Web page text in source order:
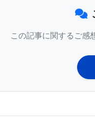
ンはないが、近年に
4種が人間での治験段
験が済んでいない。
この記事に関するご感